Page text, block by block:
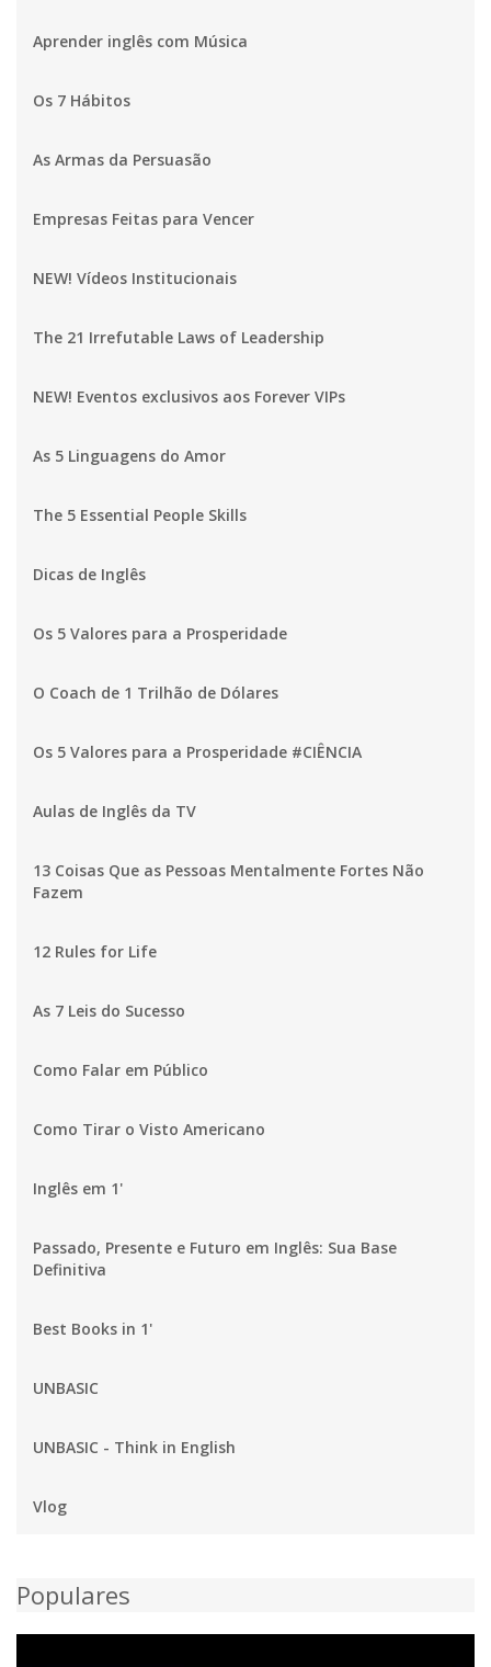
Aprender inglês com Música
Os 7 Hábitos
As Armas da Persuasão
Empresas Feitas para Vencer
NEW! Vídeos Institucionais
The 21 Irrefutable Laws of Leadership
NEW! Eventos exclusivos aos Forever VIPs
As 5 Linguagens do Amor
The 5 Essential People Skills
Dicas de Inglês
Os 5 Valores para a Prosperidade
O Coach de 1 Trilhão de Dólares
Os 5 Valores para a Prosperidade #CIÊNCIA
Aulas de Inglês da TV
13 Coisas Que as Pessoas Mentalmente Fortes Não
Fazem
12 Rules for Life
As 7 Leis do Sucesso
Como Falar em Público
Como Tirar o Visto Americano
Inglês em 1'
Passado, Presente e Futuro em Inglês: Sua Base
Definitiva
Best Books in 1'
UNBASIC
UNBASIC - Think in English
Vlog
Populares